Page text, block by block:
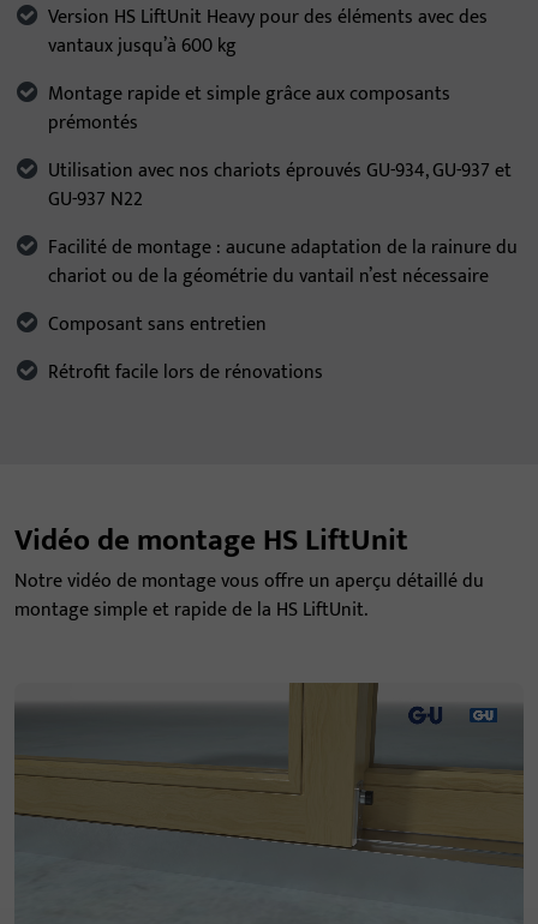
Version HS LiftUnit Heavy pour des éléments avec des
vantaux jusqu’à 600 kg
Montage rapide et simple grâce aux composants
prémontés
Utilisation avec nos chariots éprouvés GU-934, GU-937 et
GU-937 N22
Facilité de montage : aucune adaptation de la rainure du
chariot ou de la géométrie du vantail n’est nécessaire
Composant sans entretien
Rétrofit facile lors de rénovations
Vidéo de montage HS LiftUnit
Notre vidéo de montage vous offre un aperçu détaillé du
montage simple et rapide de la HS LiftUnit.